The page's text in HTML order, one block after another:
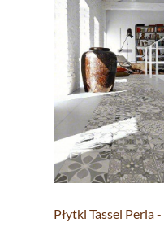
Płytki Tassel Perla